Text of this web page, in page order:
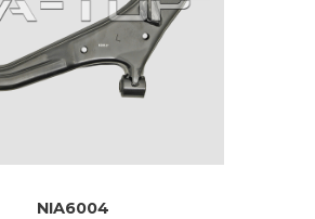
NIA6004